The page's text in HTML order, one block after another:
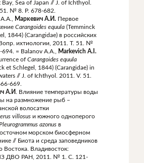
Bay, Sea of Japan // J. of Ichthyol.
№ 8. P. 678-682.
А.А., Маркевич А.И. Первое
Carangoides equula (Temminck
1844) (Carangidae) в российских
ихтиологии, 2011. Т. 51. №
694. = Balanov A.A., Markevich A.I.
ofCarangoides equula
et Schlegel, 1844) (Carangidae) in
// J. of Ichthyol. 2011. V. 51.
669.
А.И. Влияние температуры воды
на размножение рыб –
волосатки
villosus и южного одноперого
azonus в
морском биосферном
// Биота и среда заповедников
Востока. Владивосток:
ДВО РАН, 2011. № 1. С. 121-